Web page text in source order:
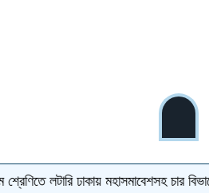
লটারিঢাকায় মহাসমাবেশসহ চার বিভাগে